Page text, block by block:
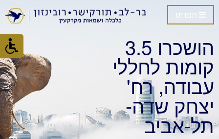
הושכרו 3.5
קומות לחללי
עבודה, רח'
יצחק שדה-
תל-אביב